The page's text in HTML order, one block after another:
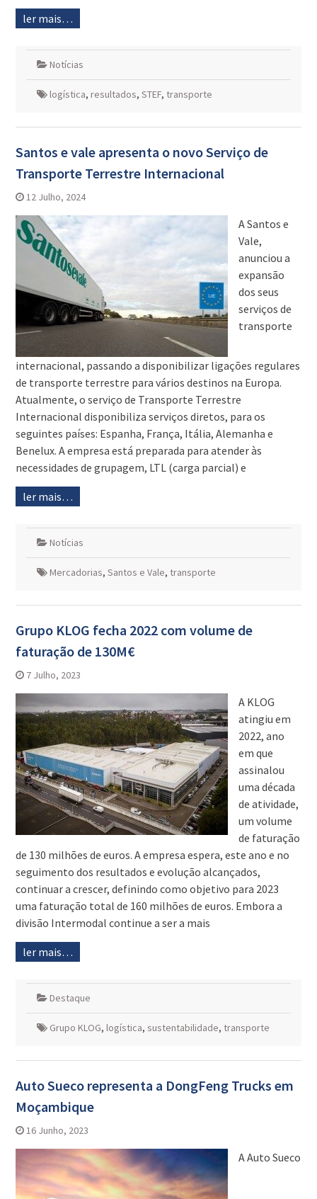
ler mais…
Notícias
logística, resultados, STEF, transporte
Santos e vale apresenta o novo Serviço de
Transporte Terrestre Internacional
12 Julho, 2024
A Santos e
Vale,
anunciou a
expansão
dos seus
serviços de
transporte
internacional, passando a disponibilizar ligações regulares
de transporte terrestre para vários destinos na Europa.
Atualmente, o serviço de Transporte Terrestre
Internacional disponibiliza serviços diretos, para os
seguintes países: Espanha, França, Itália, Alemanha e
Benelux. A empresa está preparada para atender às
necessidades de grupagem, LTL (carga parcial) e
ler mais…
Notícias
Mercadorias, Santos e Vale, transporte
Grupo KLOG fecha 2022 com volume de
faturação de 130M€
7 Julho, 2023
A KLOG
atingiu em
2022, ano
em que
assinalou
uma década
de atividade,
um volume
de faturação
de 130 milhões de euros. A empresa espera, este ano e no
seguimento dos resultados e evolução alcançados,
continuar a crescer, definindo como objetivo para 2023
uma faturação total de 160 milhões de euros. Embora a
divisão Intermodal continue a ser a mais
ler mais…
Destaque
Grupo KLOG, logística, sustentabilidade, transporte
Auto Sueco representa a DongFeng Trucks em
Moçambique
16 Junho, 2023
A Auto Sueco